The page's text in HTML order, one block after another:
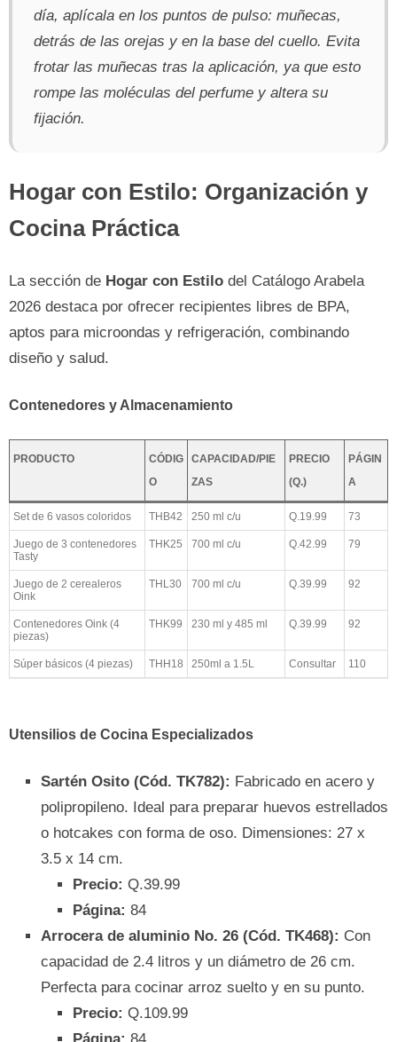
día, aplícala en los puntos de pulso: muñecas,
detrás de las orejas y en la base del cuello. Evita
frotar las muñecas tras la aplicación, ya que esto
rompe las moléculas del perfume y altera su
fijación.
Hogar con Estilo: Organización y
Cocina Práctica
La sección de Hogar con Estilo del Catálogo Arabela
2026 destaca por ofrecer recipientes libres de BPA,
aptos para microondas y refrigeración, combinando
diseño y salud.
Contenedores y Almacenamiento
PRODUCTO
CÓDIG
O
CAPACIDAD/PIE
ZAS
PRECIO
(Q.)
PÁGIN
A
Set de 6 vasos coloridos THB42 250 ml c/u Q.19.99 73
Juego de 3 contenedores
Tasty
THK25 700 ml c/u Q.42.99 79
Juego de 2 cerealeros
Oink
THL30 700 ml c/u Q.39.99 92
Contenedores Oink (4
piezas)
THK99 230 ml y 485 ml Q.39.99 92
Súper básicos (4 piezas) THH18 250ml a 1.5L Consultar 110
Utensilios de Cocina Especializados
Sartén Osito (Cód. TK782): Fabricado en acero y
polipropileno. Ideal para preparar huevos estrellados
o hotcakes con forma de oso. Dimensiones: 27 x
3.5 x 14 cm.
Precio: Q.39.99
Página: 84
Arrocera de aluminio No. 26 (Cód. TK468): Con
capacidad de 2.4 litros y un diámetro de 26 cm.
Perfecta para cocinar arroz suelto y en su punto.
Precio: Q.109.99